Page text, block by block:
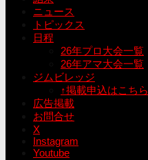
ニュース
トピックス
日程
26年プロ大会一覧
26年アマ大会一覧
ジムビレッジ
↑掲載申込はこちら
広告掲載
お問合せ
X
Instagram
Youtube